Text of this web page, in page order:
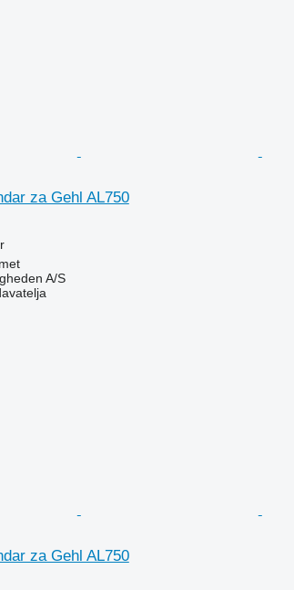
za Gehl AL750
A/S
za Gehl AL750